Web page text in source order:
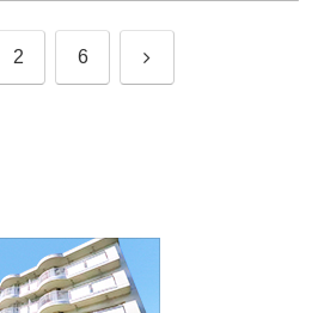
2 6 次